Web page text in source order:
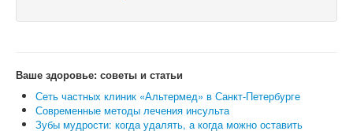
Ваше здоровье: советы и статьи
Сеть частных клиник «Альтермед» в Санкт-Петербурге
Современные методы лечения инсульта
Зубы мудрости: когда удалять, а когда можно оставить